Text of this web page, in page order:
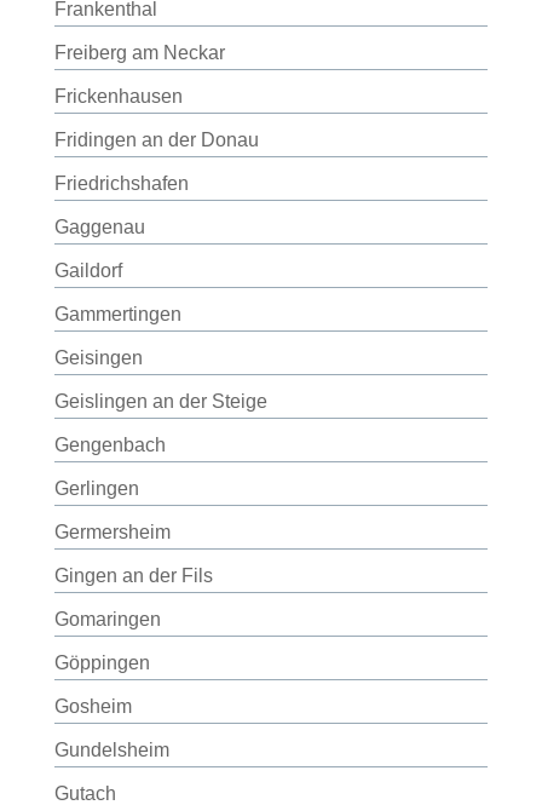
Frankenthal
Freiberg am Neckar
Frickenhausen
Fridingen an der Donau
Friedrichshafen
Gaggenau
Gaildorf
Gammertingen
Geisingen
Geislingen an der Steige
Gengenbach
Gerlingen
Germersheim
Gingen an der Fils
Gomaringen
Göppingen
Gosheim
Gundelsheim
Gutach